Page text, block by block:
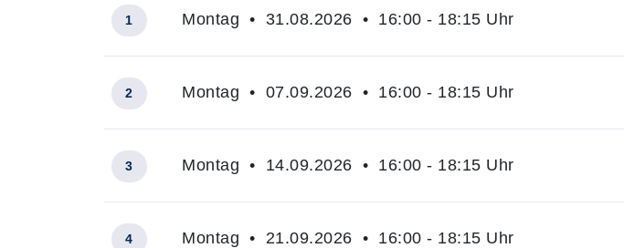
1 Montag • 31.08.2026 • 16:00 - 18:15 Uhr
2 Montag • 07.09.2026 • 16:00 - 18:15 Uhr
3 Montag • 14.09.2026 • 16:00 - 18:15 Uhr
4 Montag • 21.09.2026 • 16:00 - 18:15 Uhr